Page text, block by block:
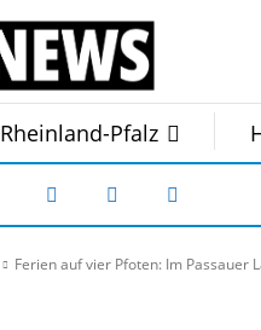
Rheinland-Pfalz
Ferien auf vier Pfoten: Im Passauer